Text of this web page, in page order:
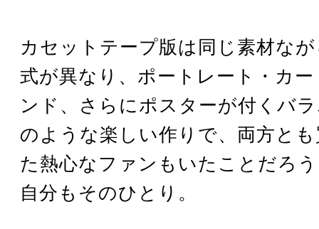
カセットテープ版は同じ素材な
式が異なり、ポートレート・カ
ンド、さらにポスターが付くバ
のような楽しい作りで、両方と
た熱心なファンもいたことだろ
自分もそのひとり。